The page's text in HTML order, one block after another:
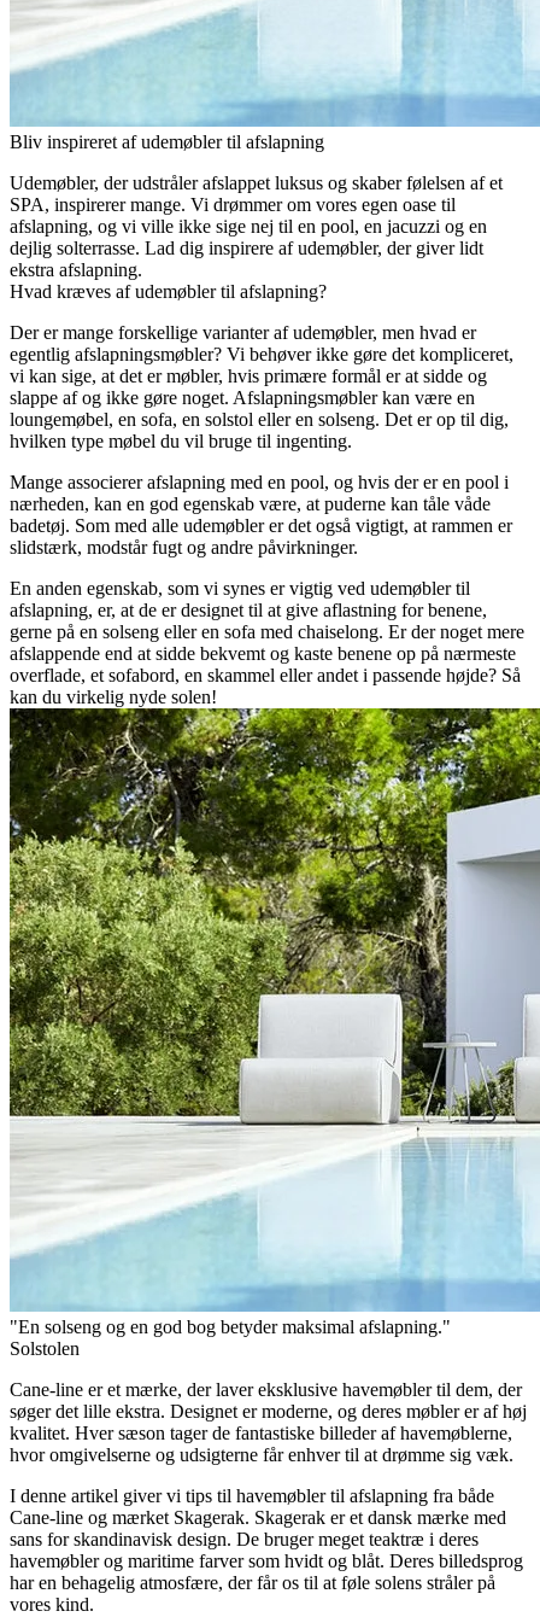
Bliv inspireret af udemøbler til afslapning
Udemøbler, der udstråler afslappet luksus og skaber følelsen af ​​et
SPA, inspirerer mange. Vi drømmer om vores egen oase til
afslapning, og vi ville ikke sige nej til en pool, en jacuzzi og en
dejlig solterrasse. Lad dig inspirere af udemøbler, der giver lidt
ekstra afslapning.
Hvad kræves af udemøbler til afslapning?
Der er mange forskellige varianter af udemøbler, men hvad er
egentlig afslapningsmøbler? Vi behøver ikke gøre det kompliceret,
vi kan sige, at det er møbler, hvis primære formål er at sidde og
slappe af og ikke gøre noget. Afslapningsmøbler kan være en
loungemøbel, en sofa, en solstol eller en solseng. Det er op til dig,
hvilken type møbel du vil bruge til ingenting.
Mange associerer afslapning med en pool, og hvis der er en pool i
nærheden, kan en god egenskab være, at puderne kan tåle våde
badetøj. Som med alle udemøbler er det også vigtigt, at rammen er
slidstærk, modstår fugt og andre påvirkninger.
En anden egenskab, som vi synes er vigtig ved udemøbler til
afslapning, er, at de er designet til at give aflastning for benene,
gerne på en solseng eller en sofa med chaiselong. Er der noget mere
afslappende end at sidde bekvemt og kaste benene op på nærmeste
overflade, et sofabord, en skammel eller andet i passende højde? Så
kan du virkelig nyde solen!
"En solseng og en god bog betyder maksimal afslapning."
Solstolen
Cane-line er et mærke, der laver eksklusive havemøbler til dem, der
søger det lille ekstra. Designet er moderne, og deres møbler er af høj
kvalitet. Hver sæson tager de fantastiske billeder af havemøblerne,
hvor omgivelserne og udsigterne får enhver til at drømme sig væk.
I denne artikel giver vi tips til havemøbler til afslapning fra både
Cane-line og mærket Skagerak. Skagerak er et dansk mærke med
sans for skandinavisk design. De bruger meget teaktræ i deres
havemøbler og maritime farver som hvidt og blåt. Deres billedsprog
har en behagelig atmosfære, der får os til at føle solens stråler på
vores kind.